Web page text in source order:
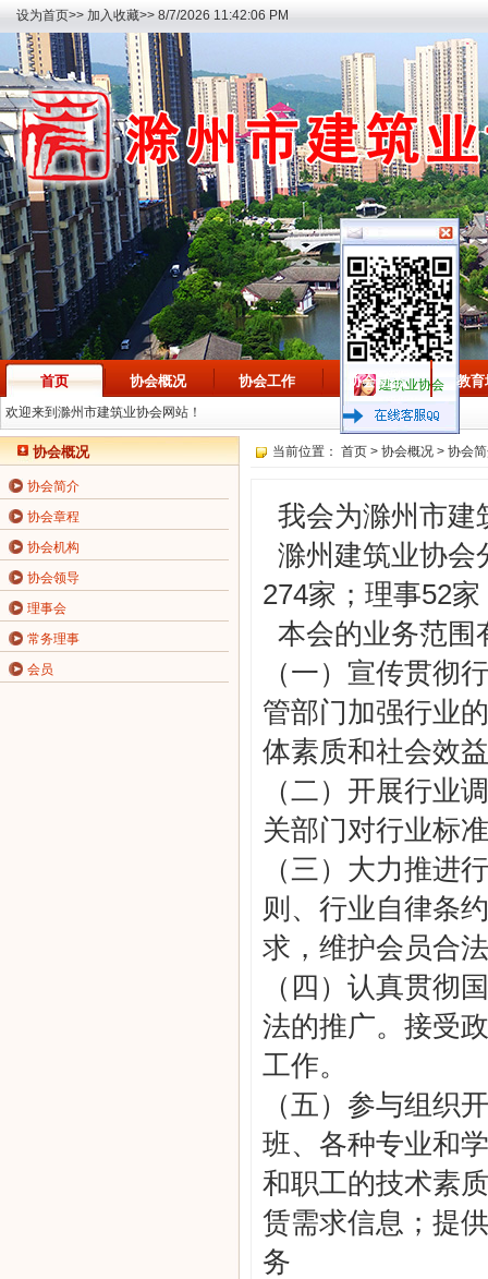
设为首页>> 加入收藏>> 8/7/2026 11:42:06 PM
首页
欢迎来到滁州市建筑业协会网站！
协会概况 协会工作 协会动态 教育
协会概况
协会简介
协会章程
协会机构
协会领导
理事会
常务理事
会员
当前位置： 首页 > 协会概况 > 协会
我会为滁州市建
滁州建筑业协会
274家；理事52
本会的业务范
（一）宣传贯彻
管部门加强行业
体素质和社会效
（二）开展行业
关部门对行业标
（三）大力推进
则、行业自律条
求，维护会员合
（四）认真贯彻
法的推广。接受
工作。
（五）参与组织
班、各种专业和
和职工的技术素
赁需求信息；提
务
建筑业协会